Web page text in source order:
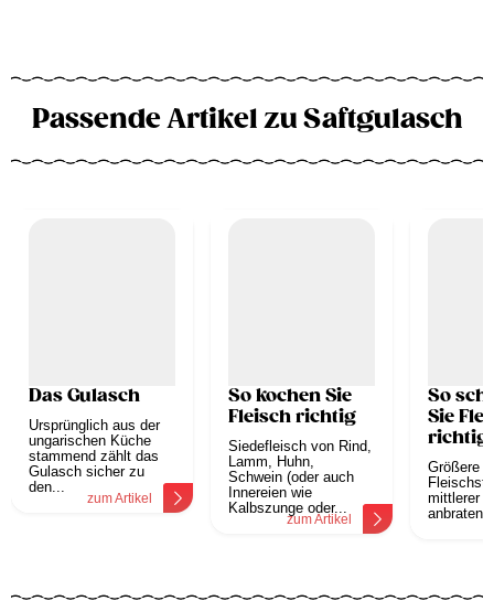
Passende Artikel zu Saftgulasch
Das Gulasch
Ursprünglich aus der
ungarischen Küche
stammend zählt das
Gulasch sicher zu
den...
zum Artikel
So kochen Sie
Fleisch richtig
Siedefleisch von Rind,
Lamm, Huhn,
Schwein (oder auch
Innereien wie
Kalbszunge oder...
zum Artikel
So
Sie
richtig
Größere
mittlerer
anbraten,